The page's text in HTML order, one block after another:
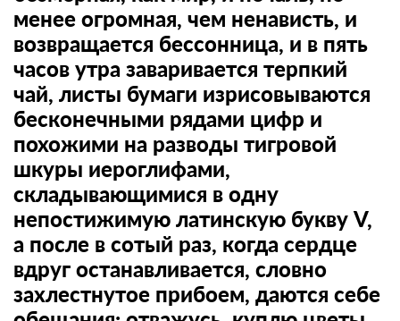
менее огромная, чем ненависть, и
возвращается бессонница, и в пять
часов утра заваривается терпкий
чай, листы бумаги изрисовываются
бесконечными рядами цифр и
похожими на разводы тигровой
шкуры иероглифами,
складывающимися в одну
непостижимую латинскую букву V,
а после в сотый раз, когда сердце
вдруг останавливается, словно
захлестнутое прибоем, даются себе